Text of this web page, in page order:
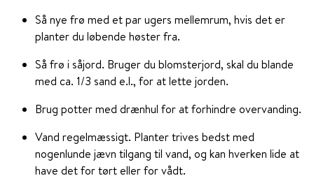
Så nye frø med et par ugers mellemrum, hvis det er
planter du løbende høster fra.
Så frø i såjord. Bruger du blomsterjord, skal du blande
med ca. 1/3 sand e.l., for at lette jorden.
Brug potter med drænhul for at forhindre overvanding.
Vand regelmæssigt. Planter trives bedst med
nogenlunde jævn tilgang til vand, og kan hverken lide at
have det for tørt eller for vådt.